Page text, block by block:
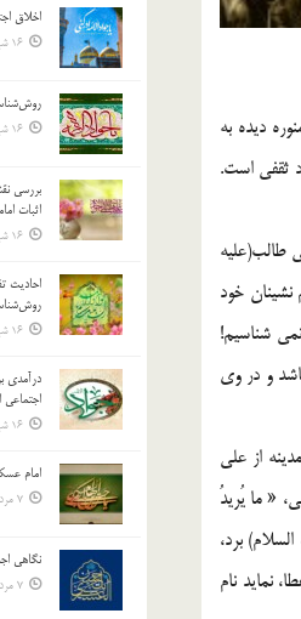
يازدهم شعبان،(1)سال43 قمري در مدينه منوره ديده به
ثقفي است.
طالب(علیه
نشينان خود
شناسيم!
و در وي
از علي
« ما يُريدُ
برد،
نمايد نام
اخلاق
16 شهریور 03
16 شهریور 03
بررسی
اثبات
16 شهریور 03
احادیث
16 شهریور 03
درآمدی
اجتماعی
16 شهریور 03
امام
7 مرداد 03
نگاهی
7 مرداد 03